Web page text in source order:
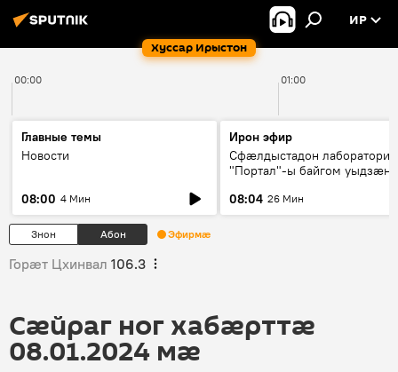
Хуссар Ирыстон
ИР
00:00 01:00
Главные темы
Новости
08:00 4 Мин
Ирон эфир
Сфæлдыстадон лаборатори
"Портал"-ы байгом уыдзæн
Æхсары куыстыты равдыст
08:04 26 Мин
Знон Абон Эфирмæ
Горӕт Цхинвал 106.3
Сӕйраг ног хабӕрттӕ
08.01.2024 мӕ